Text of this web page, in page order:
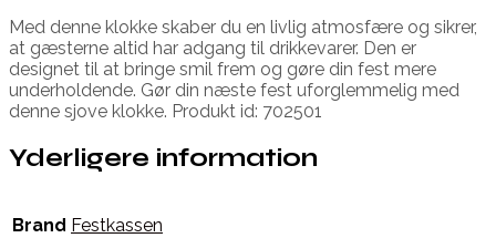
Med denne klokke skaber du en livlig atmosfære og sikrer,
at gæsterne altid har adgang til drikkevarer. Den er
designet til at bringe smil frem og gøre din fest mere
underholdende. Gør din næste fest uforglemmelig med
denne sjove klokke. Produkt id: 702501
Yderligere information
Brand Festkassen